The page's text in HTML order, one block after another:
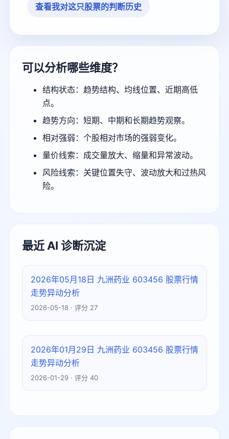
查看我对这只股票的判断历史
可以分析哪些维度？
结构状态：趋势结构、均线位置、近期高低
点。
趋势方向：短期、中期和长期趋势观察。
相对强弱：个股相对市场的强弱变化。
量价线索：成交量放大、缩量和异常波动。
风险线索：关键位置失守、波动放大和过热风
险。
最近 AI 诊断沉淀
2026年05月18日 九洲药业 603456 股票行情
走势异动分析
2026-05-18 · 评分 27
2026年01月29日 九洲药业 603456 股票行情
走势异动分析
2026-01-29 · 评分 40